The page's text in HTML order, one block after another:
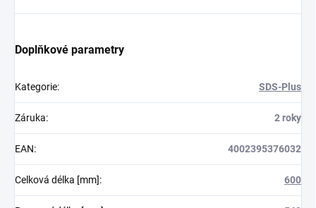
Doplňkové parametry
Kategorie: SDS-Plus
Záruka: 2 roky
EAN: 4002395376032
Celková délka [mm]: 600